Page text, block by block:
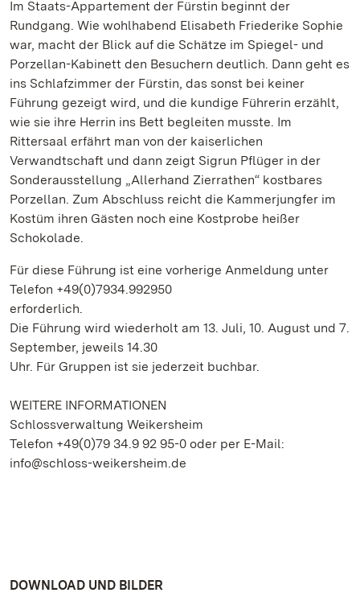
Im Staats-Appartement der Fürstin beginnt der
Rundgang. Wie wohlhabend Elisabeth Friederike Sophie
war, macht der Blick auf die Schätze im Spiegel- und
Porzellan-Kabinett den Besuchern deutlich. Dann geht es
ins Schlafzimmer der Fürstin, das sonst bei keiner
Führung gezeigt wird, und die kundige Führerin erzählt,
wie sie ihre Herrin ins Bett begleiten musste. Im
Rittersaal erfährt man von der kaiserlichen
Verwandtschaft und dann zeigt Sigrun Pflüger in der
Sonderausstellung „Allerhand Zierrathen“ kostbares
Porzellan. Zum Abschluss reicht die Kammerjungfer im
Kostüm ihren Gästen noch eine Kostprobe heißer
Schokolade.
Für diese Führung ist eine vorherige Anmeldung unter
Telefon +49(0)7934.992950
erforderlich.
Die Führung wird wiederholt am 13. Juli, 10. August und 7.
September, jeweils 14.30
Uhr. Für Gruppen ist sie jederzeit buchbar.
WEITERE INFORMATIONEN
Schlossverwaltung Weikersheim
Telefon +49(0)79 34.9 92 95-0 oder per E-Mail:
info@schloss-weikersheim.de
DOWNLOAD UND BILDER